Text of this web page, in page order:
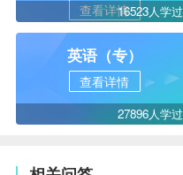
查看详情16523人学过
英语（专）
查看详情
27896人学过